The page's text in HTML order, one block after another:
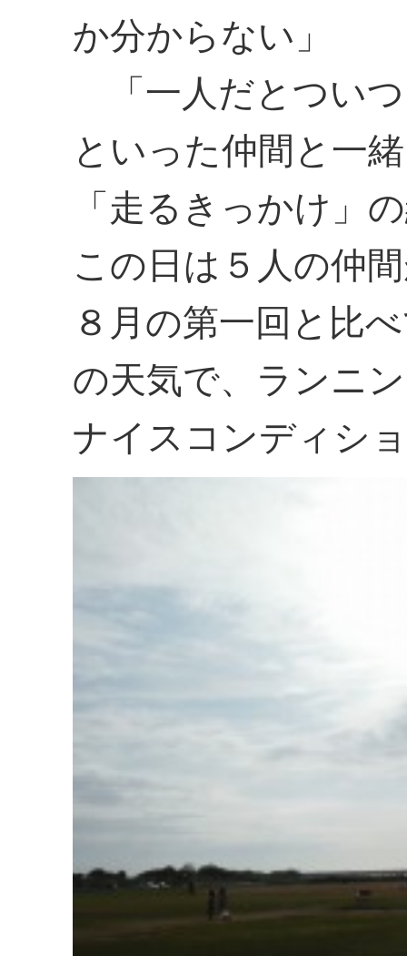
か分からない」
「一人だとつい
といった仲間と一
「走るきっかけ」
この日は５人の仲
８月の第一回と比
の天気で、ランニ
ナイスコンディシ